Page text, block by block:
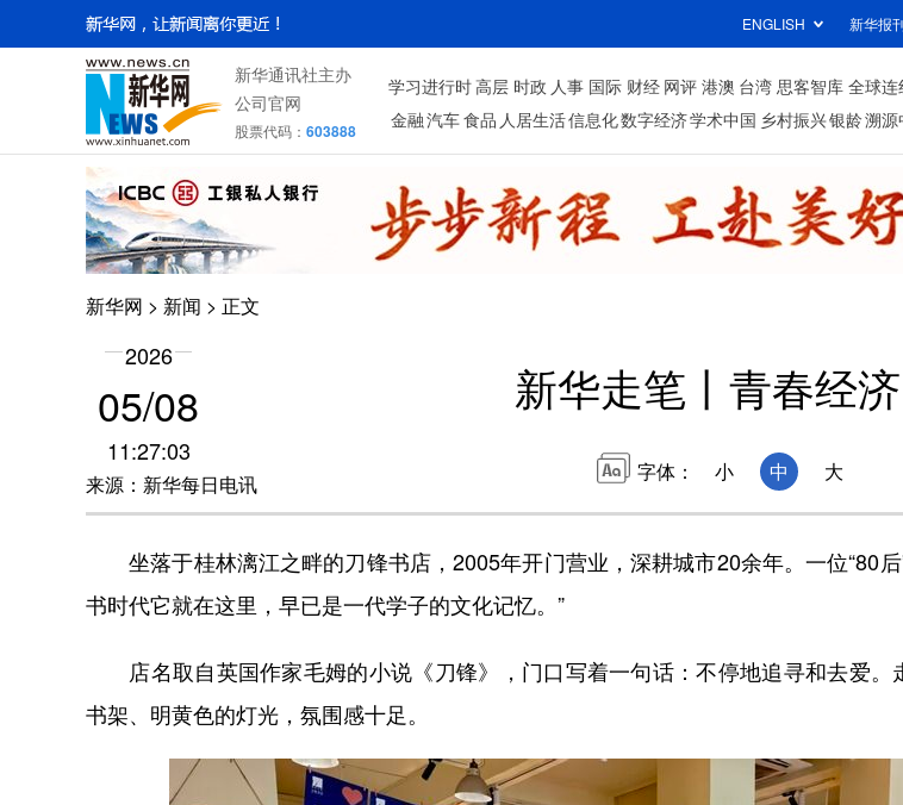
ENGLISH 新华报
新华通讯社主办
公司官网
股票代码： 603888
学习进行时高层 时政 人事 国际 财经 网评 港澳 台湾 思客智库 全球连
金融汽车食品 人居生活信息化数字经济学术中国 乡村振兴银龄溯源
新华网 > 新闻 > 正文
2026
05/08
11:27:03
来源：新华每日电讯
新华走笔丨青春经
字体： 小 中 大
坐落于桂林漓江之畔的刀锋书店，2005年开门营业，深耕城市20余年。一位“80后
书时代它就在这里，早已是一代学子的文化记忆。”
店名取自英国作家毛姆的小说《刀锋》，门口写着一句话：不停地追寻和去爱。
书架、明黄色的灯光，氛围感十足。